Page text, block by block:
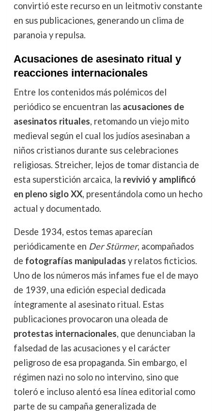
convirtió este recurso en un leitmotiv constante
en sus publicaciones, generando un clima de
paranoia y repulsa.
Acusaciones de asesinato ritual y
reacciones internacionales
Entre los contenidos más polémicos del
periódico se encuentran las acusaciones de
asesinatos rituales, retomando un viejo mito
medieval según el cual los judíos asesinaban a
niños cristianos durante sus celebraciones
religiosas. Streicher, lejos de tomar distancia de
esta superstición arcaica, la revivió y amplificó
en pleno siglo XX, presentándola como un hecho
actual y documentado.
Desde 1934, estos temas aparecían
periódicamente en Der Stürmer, acompañados
de fotografías manipuladas y relatos ficticios.
Uno de los números más infames fue el de mayo
de 1939, una edición especial dedicada
íntegramente al asesinato ritual. Estas
publicaciones provocaron una oleada de
protestas internacionales, que denunciaban la
falsedad de las acusaciones y el carácter
peligroso de esa propaganda. Sin embargo, el
régimen nazi no solo no intervino, sino que
toleró e incluso alentó esa línea editorial como
parte de su campaña generalizada de